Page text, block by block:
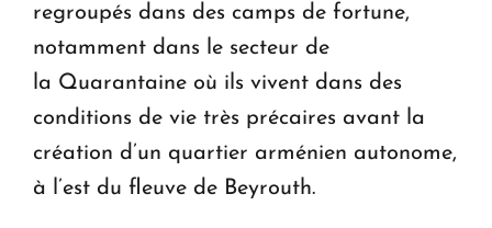
regroupés dans des camps de fortune,
notamment dans le secteur de
la Quarantaine où ils vivent dans des
conditions de vie très précaires avant la
création d’un quartier arménien autonome,
à l’est du fleuve de Beyrouth.